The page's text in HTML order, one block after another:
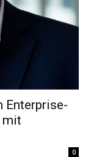
Enterprise-
mit
0